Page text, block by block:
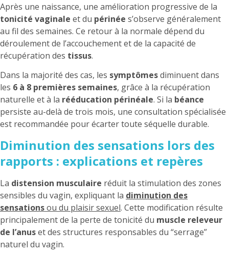
Après une naissance, une amélioration progressive de la
tonicité vaginale et du périnée s’observe généralement
au fil des semaines. Ce retour à la normale dépend du
déroulement de l’accouchement et de la capacité de
récupération des tissus.
Dans la majorité des cas, les symptômesdiminuent dans
les 6 à 8 premières semaines, grâce à la récupération
naturelle et à la rééducation périnéale. Si la béance
persiste au-delà de trois mois, une consultation spécialisée
est recommandée pour écarter toute séquelle durable.
Diminution des sensations lors des
rapports : explications et repères
La distension musculaire réduit la stimulation des zones
sensibles du vagin, expliquant la diminution des
sensationsou du plaisir sexuel. Cette modification résulte
principalement de la perte de tonicité du muscle releveur
de l’anuset des structures responsables du “serrage”
naturel du vagin.